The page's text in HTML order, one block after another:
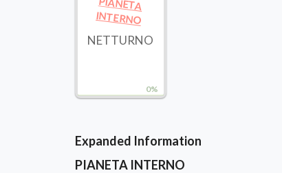
0%
PIANETA
INTERNO
NETTURNO
Expanded Information
PIANETA INTERNO